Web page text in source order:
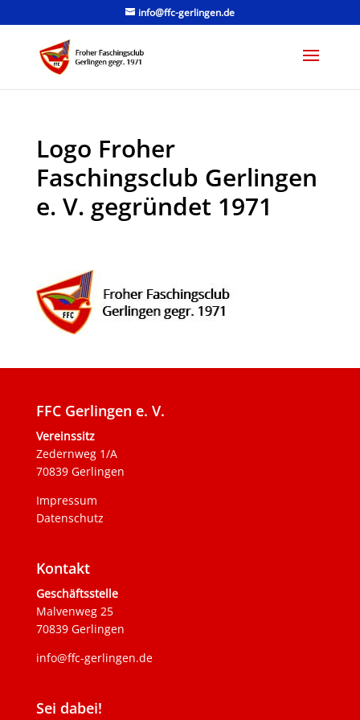
info@ffc-gerlingen.de
Logo Froher
Faschingsclub Gerlingen
e. V. gegründet 1971
FFC Gerlingen e. V.
Vereinssitz
Zedernweg 1/A
70839 Gerlingen
Impressum
Datenschutz
Kontakt
Geschäftsstelle
Malvenweg 25
70839 Gerlingen
info@ffc-gerlingen.de
Sei dabei!